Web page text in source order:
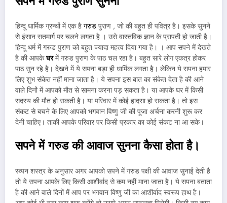
हिन्दू धार्मिक ग्रन्थों में एक है गरुड पुराण , जो की बहुत ही पवित्र है। इसके सुनने
से इंसान सतमार्ग पर चलने लगता है । उसे वास्तविक ज्ञान के प्रापती हो जाती है।
हिन्दू धर्म में गरुड पुराण को बहुत ज्यादा महत्व दिया गया है। । आप सपने में देखते
है की आपकेघरमें गरुड पुराण के पाठ चल रहा है। बहुत सारे लोग एकत्र होकर
पाठ सुन रहे है। देखने में ये सपना बड़ा ही धार्मिक लगता है। लेकिन ये सपना हमार
लिए शुभ संकेत नहीं माना जाता है। ये सपना इस बात का संकेत देता है की आने
वाले दिनों में आपको मौत से सामना करना पड़ सकता है। या आपके घर में किसी
सदस्य की मौत हो सकती है। या परिवार में कोई हादसा हो सकता है। तो इस
संकट से बचने के लिए आपको भगवान विष्णु जी की पूजा अर्चना करनी शुरू कर
देनी चाहिए। ताकी आपके परिवार पर किसी प्रकार का कोई संकट ना आ सके।
सपने में गरुड की आवाज सुनना कैसा होता है।
स्व्पन शस्त्र के अनुसार अगर आपको सपने में गरुड पक्षी की आवाज सुनाई देती है
तो ये सपना आपके लिए किसी आशीर्वाद से कम नहीं माना जाता है। ये सपना बताता
है की आने वाले दिनों में आप पर भगवान विष्णु जी का आशीर्वाद स्वरूप हाथ है।